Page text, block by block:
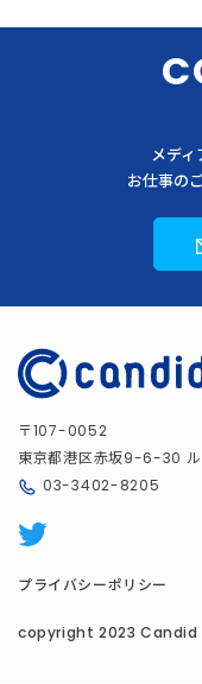
メデ
お仕事の
〒107-0052
東京都港区赤坂9-6-30
03-3402-8205
プライバシーポリシー
copyright 2023 Candid